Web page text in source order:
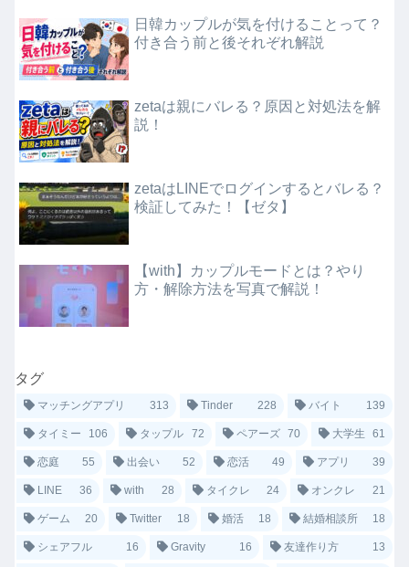
日韓カップルが気を付けることって？
付き合う前と後それぞれ解説
zetaは親にバレる？原因と対処法を解
説！
zetaはLINEでログインするとバレる？
検証してみた！【ゼタ】
【with】カップルモードとは？やり
方・解除方法を写真で解説！
タグ
マッチングアプリ 313 Tinder 228 バイト 139
タイミー 106 タップル 72 ペアーズ 70 大学生 61
恋庭 55 出会い 52 恋活 49 アプリ 39
LINE 36 with 28 タイクレ 24 オンクレ 21
ゲーム 20 Twitter 18 婚活 18 結婚相談所 18
シェアフル 16 Gravity 16 友達作り方 13